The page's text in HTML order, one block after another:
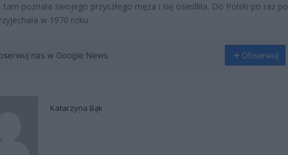
tam poznała swojego przyszłego męża i się osiedliła. Do Polski po raz po
w 1970 roku.
nas w Google News Obserwuj
Katarzyna Bąk